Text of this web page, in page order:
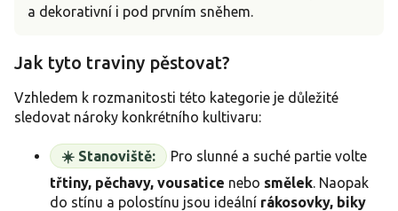
a dekorativní i pod prvním sněhem.
Jak tyto traviny pěstovat?
Vzhledem k rozmanitosti této kategorie je důležité
sledovat nároky konkrétního kultivaru:
☀️ Stanoviště:
Pro slunné a suché partie volte
třtiny, pěchavy, vousatice nebo smělek. Naopak
do stínu a polostínu jsou ideální rákosovky, biky